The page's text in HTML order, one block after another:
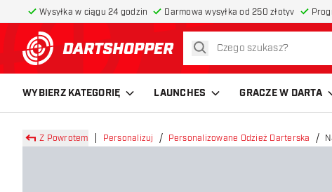
Wysyłka w ciągu 24 godzin Darmowa wysyłka od 250 złotyv
powrót do strony głównej
szukaj
WYBIERZ KATEGORIĘ LAUNCHES GRACZE W DARTA
Z Powrotem Personalizuj Personalizowane Odzież Darterska